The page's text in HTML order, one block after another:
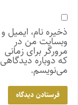
ذخیره نام، ایمیل و
وبسایت من در
مرورگر برای زمانی
که دوباره دیدگاهی
می‌نویسم.